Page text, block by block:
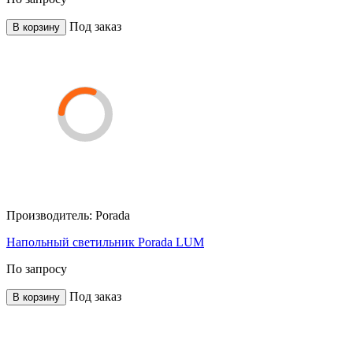
В корзину Под заказ
Производитель: Porada
Напольный светильник Porada LUM
По запросу
В корзину Под заказ